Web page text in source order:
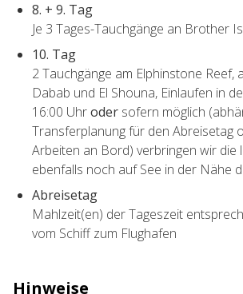
8. + 9. Tag
Je 3 Tages-Tauchgänge an Brother
10. Tag
2 Tauchgänge am Elphinstone Reef,
Dabab und El Shouna, Einlaufen in
16:00 Uhroder sofern möglich
Transferplanung für den Abreisetag
Arbeiten an Bord) verbringen wir die
ebenfalls noch auf See in der Nähe
Abreisetag
Mahlzeit(en) der Tageszeit
vom Schiff zum Flughafen
Hinweise